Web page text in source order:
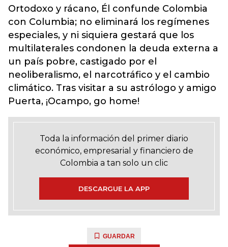
Ortodoxo y rácano, Él confunde Colombia
con Columbia; no eliminará los regímenes
especiales, y ni siquiera gestará que los
multilaterales condonen la deuda externa a
un país pobre, castigado por el
neoliberalismo, el narcotráfico y el cambio
climático. Tras visitar a su astrólogo y amigo
Puerta, ¡Ocampo, go home!
Toda la información del primer diario
económico, empresarial y financiero de
Colombia a tan solo un clic
DESCARGUE LA APP
GUARDAR